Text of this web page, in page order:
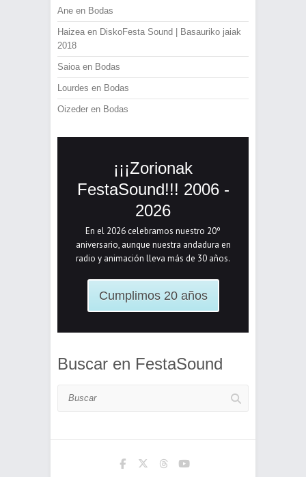
Ane en Bodas
Haizea en DiskoFesta Sound | Basauriko jaiak
2018
Saioa en Bodas
Lourdes en Bodas
Oizeder en Bodas
¡¡¡Zorionak
FestaSound!!! 2006 -
2026
En el 2026 celebramos nuestro 20º
aniversario, aunque nuestra andadura en
radio y animación lleva más de 30 años.
Cumplimos 20 años
Buscar en FestaSound